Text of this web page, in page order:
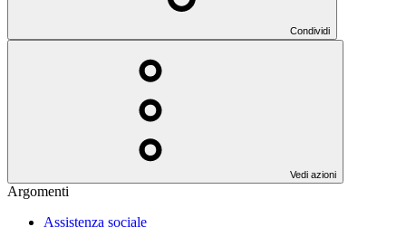
Condividi
Vedi azioni
Argomenti
Assistenza sociale